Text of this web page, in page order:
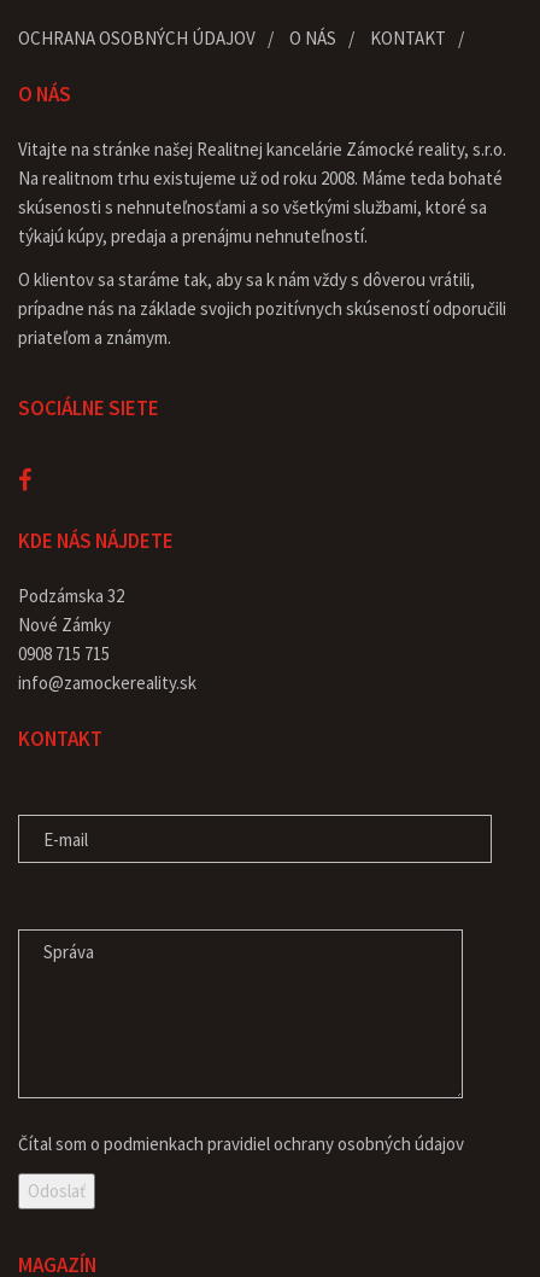
OCHRANA OSOBNÝCH ÚDAJOV O NÁS KONTAKT
O NÁS
Vitajte na stránke našej Realitnej kancelárie Zámocké reality, s.r.o.
Na realitnom trhu existujeme už od roku 2008. Máme teda bohaté
skúsenosti s nehnuteľnosťami a so všetkými službami, ktoré sa
týkajú kúpy, predaja a prenájmu nehnuteľností.
O klientov sa staráme tak, aby sa k nám vždy s dôverou vrátili,
prípadne nás na základe svojich pozitívnych skúseností odporučili
priateľom a známym.
SOCIÁLNE SIETE
KDE NÁS NÁJDETE
Podzámska 32
Nové Zámky
0908 715 715
info@zamockereality.sk
KONTAKT
Čítal som o podmienkach pravidielochrany osobných údajov
MAGAZÍN